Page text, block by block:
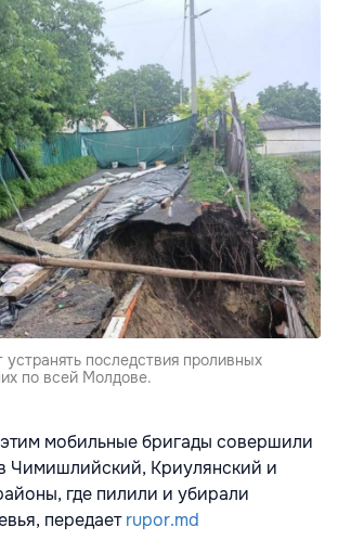
последствия проливных
по всей Молдове.
мобильные бригады совершили
Чимишлийский, Криулянский и
где пилили и убирали
передаетrupor.md